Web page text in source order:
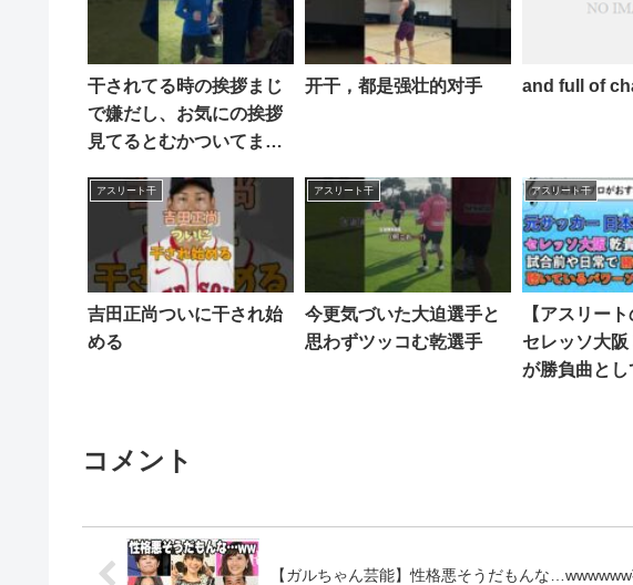
干されてる時の挨拶まじ
で嫌だし、お気にの挨拶
見てるとむかついてまし
スリート #スポーツ #ボー
イズ #ポニー #ヤング #リ
トルシニア #中学野球 #大
学野球
开干，都是强壮的对手 and full of
アスリート干
吉田正尚ついに干され始
める
アスリート干
今更気づいた大迫選手と
思わずツッコむ乾選手
アスリート干
【アスリート
セレッソ大
が勝負曲とし
コメント
【ガルちゃん芸能】性格悪そうだもんな